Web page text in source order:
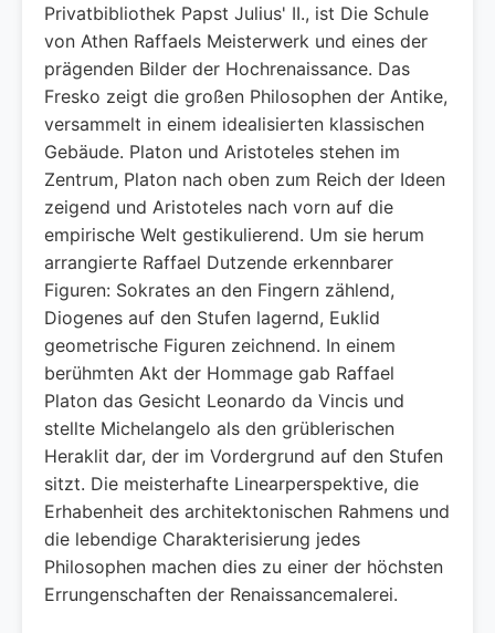
Privatbibliothek Papst Julius' II., ist Die Schule
von Athen Raffaels Meisterwerk und eines der
prägenden Bilder der Hochrenaissance. Das
Fresko zeigt die großen Philosophen der Antike,
versammelt in einem idealisierten klassischen
Gebäude. Platon und Aristoteles stehen im
Zentrum, Platon nach oben zum Reich der Ideen
zeigend und Aristoteles nach vorn auf die
empirische Welt gestikulierend. Um sie herum
arrangierte Raffael Dutzende erkennbarer
Figuren: Sokrates an den Fingern zählend,
Diogenes auf den Stufen lagernd, Euklid
geometrische Figuren zeichnend. In einem
berühmten Akt der Hommage gab Raffael
Platon das Gesicht Leonardo da Vincis und
stellte Michelangelo als den grüblerischen
Heraklit dar, der im Vordergrund auf den Stufen
sitzt. Die meisterhafte Linearperspektive, die
Erhabenheit des architektonischen Rahmens und
die lebendige Charakterisierung jedes
Philosophen machen dies zu einer der höchsten
Errungenschaften der Renaissancemalerei.